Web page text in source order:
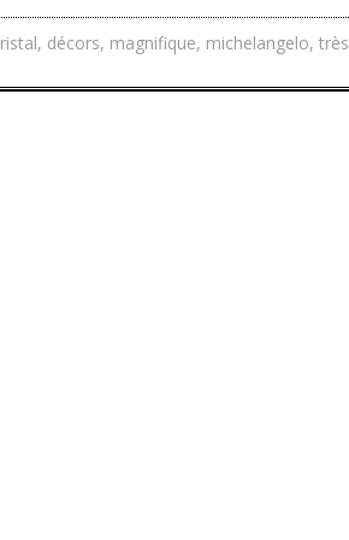
, décors, magnifique, michelangelo, très